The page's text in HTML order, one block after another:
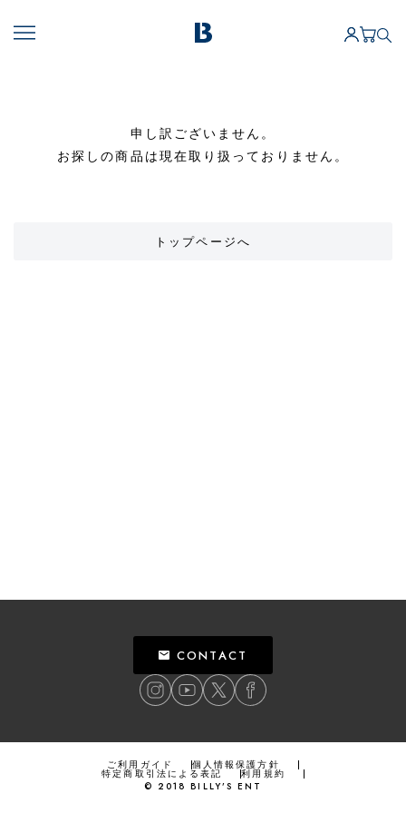
申し訳ございません。
お探しの商品は現在取り扱っておりません。
トップページへ
CONTACT
ご利用ガイド 個人情報保護方針
特定商取引法による表記
利用規約
© 2018 BILLY’S ENT